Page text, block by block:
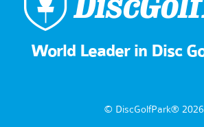
World Leader in Disc
© DiscGolfPark® 2026